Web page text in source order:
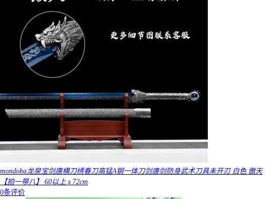
mondoba龙泉宝剑唐横刀绣春刀高锰A钢一体刀剑唐剑防身武术刀具未开刃 白色 傲天
【拍一带八】 60以上 x 72cm
0条评价